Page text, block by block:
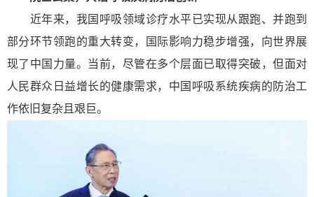
近年来，我国呼吸领域诊疗水平已实现从跟跑、并跑到
部分环节领跑的重大转变，国际影响力稳步增强，向世界展
现了中国力量。当前，尽管在多个层面已取得突破，但面对
人民群众日益增长的健康需求，中国呼吸系统疾病的防治工
作依旧复杂且艰巨。